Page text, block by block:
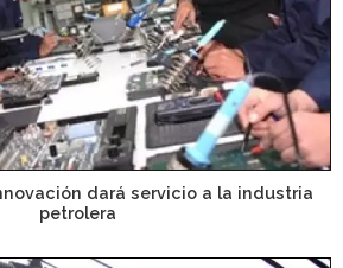
dará servicio a la industria
petrolera